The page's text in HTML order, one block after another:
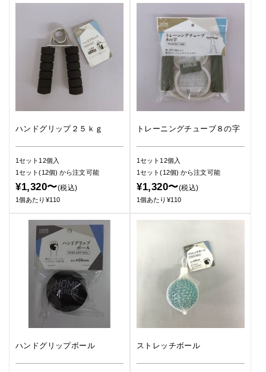
ハンドグリップ２５ｋｇ
1セット12個入
1セット(12個)から注文可能
¥1,320〜(税込)
1個あたり¥110
トレーニングチューブ８の字
1セット12個入
1セット(12個)から注文可能
¥1,320〜(税込)
1個あたり¥110
ハンドグリップボール ストレッチボール